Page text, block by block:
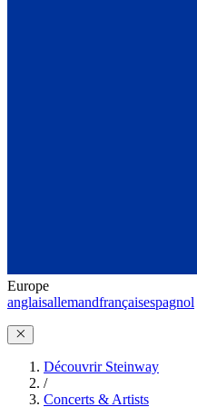
Europe
anglaisallemandfrançaisespagnol
Découvrir Steinway
/
Concerts & Artists